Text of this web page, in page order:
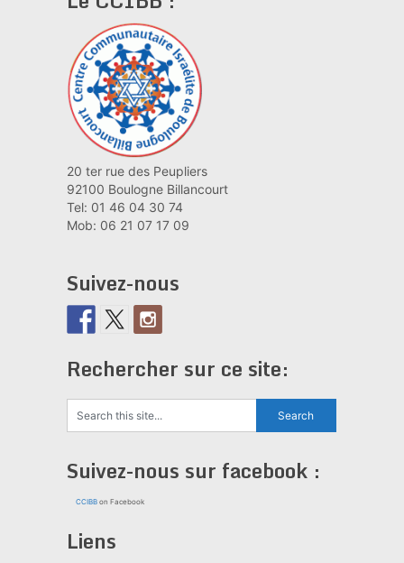
20 ter rue des Peupliers
92100 Boulogne Billancourt
Tel: 01 46 04 30 74
Mob: 06 21 07 17 09
Suivez-nous
Rechercher sur ce site:
Suivez-nous sur facebook :
CCIBBon Facebook
Liens